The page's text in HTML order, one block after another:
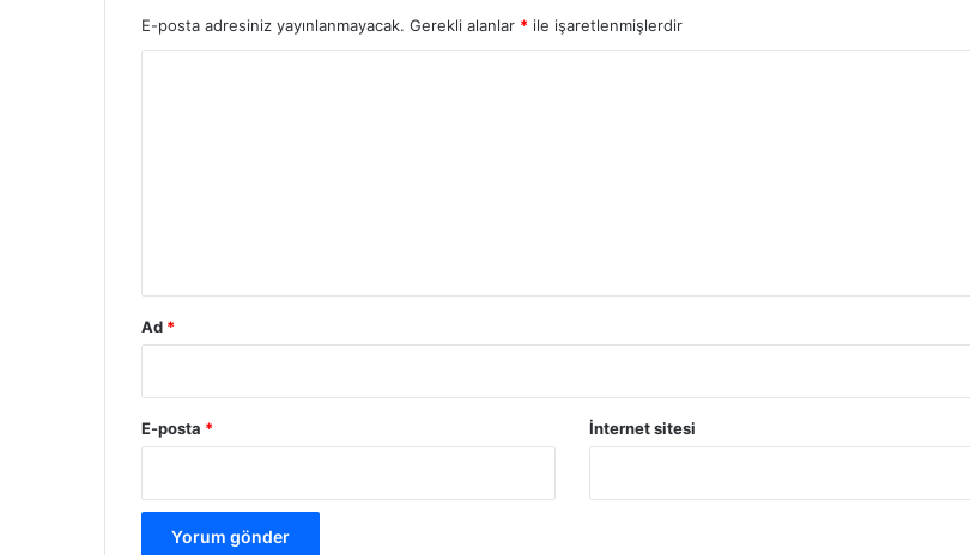
E-posta adresiniz yayınlanmayacak. Gerekli alanlar * ile işaretlenmişlerdir
Ad *
E-posta * İnternet sitesi